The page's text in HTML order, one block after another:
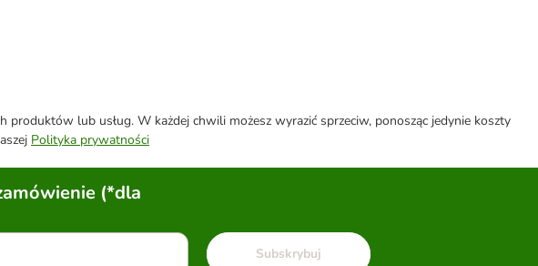
lub usług. W każdej chwili możesz wyrazić sprzeciw, ponosząc jedynie koszty
Polityka prywatności
(*dla
Subskrybuj